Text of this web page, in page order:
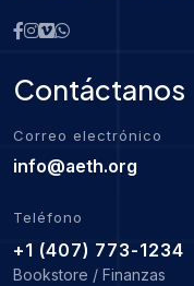
Contáctanos
Correo electrónico
info@aeth.org
Teléfono
+1 (407) 773-1234
Bookstore / Finanzas